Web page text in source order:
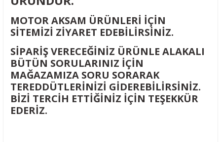
MOTOR AKSAM ÜRÜNLERİ İÇİN
SİTEMİZİ ZİYARET EDEBİLİRSİNİZ.
SİPARİŞ VERECEĞİNİZ ÜRÜNLE ALAKALI
BÜTÜN SORULARINIZ İÇİN
MAĞAZAMIZA SORU SORARAK
TEREDDÜTLERİNİZİ GİDEREBİLİRSİNİZ.
BİZİ TERCİH ETTİĞİNİZ İÇİN TEŞEKKÜR
EDERİZ.